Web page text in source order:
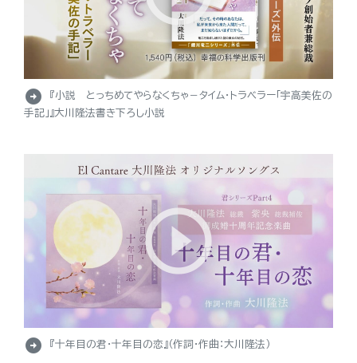
arrow_circle_right
『小説 とっちめてやらなくちゃ－タイム・トラベラー「宇高美佐の
手記」』大川隆法書き下ろし小説
arrow_circle_right 『十年目の君・十年目の恋』（作詞・作曲：大川隆法）